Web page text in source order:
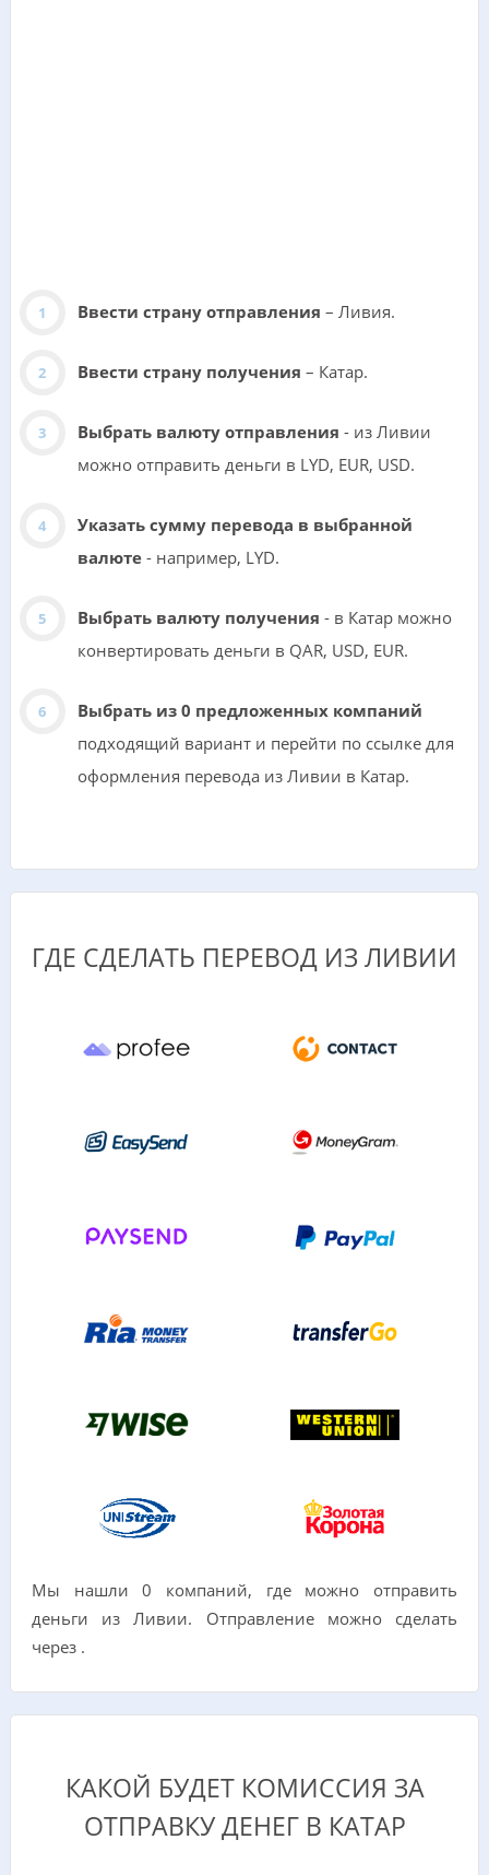
Ввести страну отправления – Ливия.
Ввести страну получения – Катар.
Выбрать валюту отправления - из Ливии
можно отправить деньги в LYD, EUR, USD.
Указать сумму перевода в выбранной
валюте- например, LYD.
Выбрать валюту получения - в Катар можно
конвертировать деньги в QAR, USD, EUR.
Выбрать из 0 предложенных компаний
подходящий вариант и перейти по ссылке для
оформления перевода из Ливии в Катар.
ГДЕ СДЕЛАТЬ ПЕРЕВОД ИЗ ЛИВИИ
Мы нашли 0 компаний, где можно отправить
деньги из Ливии. Отправление можно сделать
через .
КАКОЙ БУДЕТ КОМИССИЯ ЗА
ОТПРАВКУ ДЕНЕГ В КАТАР